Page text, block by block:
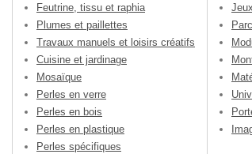
Feutrine, tissu et raphia
Plumes et paillettes
Travaux manuels et loisirs créatifs
Cuisine et jardinage
Mosaïque
Perles en verre
Perles en bois
Perles en plastique
Perles spécifiques